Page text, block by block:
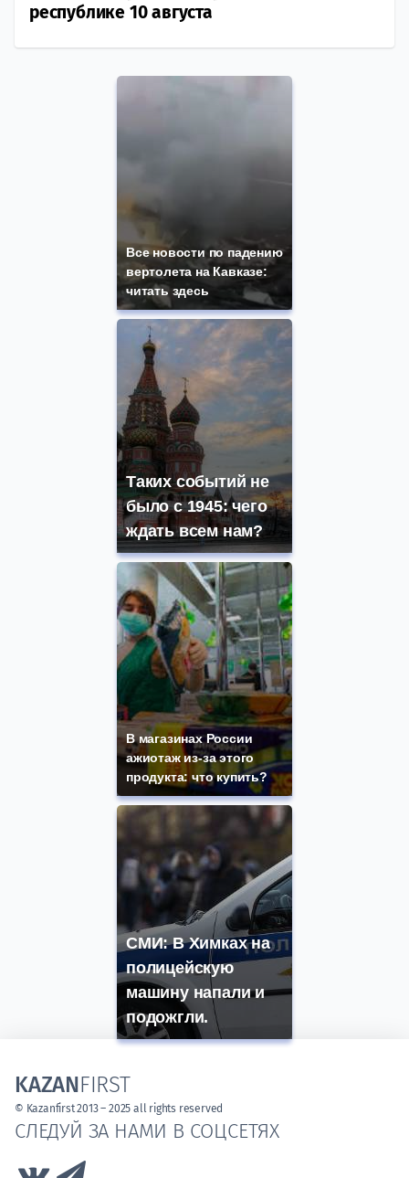
республике 10 августа
Все новости по падению
вертолета на Кавказе:
читать здесь
Таких событий не
было с 1945: чего
ждать всем нам?
В магазинах России
ажиотаж из-за этого
продукта: что купить?
СМИ: В Химках на
полицейскую
машину напали и
подожгли.
СЛЕДУЙ ЗА НАМИ В СОЦСЕТЯХ
Link to Vk
KAZANFIRST
© Kazanfirst 2013 – 2025 all rights reserved